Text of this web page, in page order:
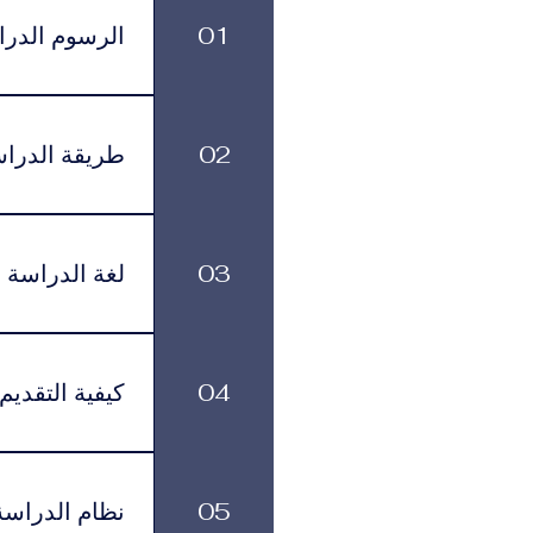
01 الرسوم
الرسوم
02 طريقة
لموافقة التأشيرة وأنظمة السفر.
03 لغة الدراسة
يتم تقديم البرنامج باللغة العربية.
04 كيفية التقديم
يمكن تقديم طلب
القبول بمساعدتك خلال جميع مراحل التقديم والتسجيل.
05 نظام